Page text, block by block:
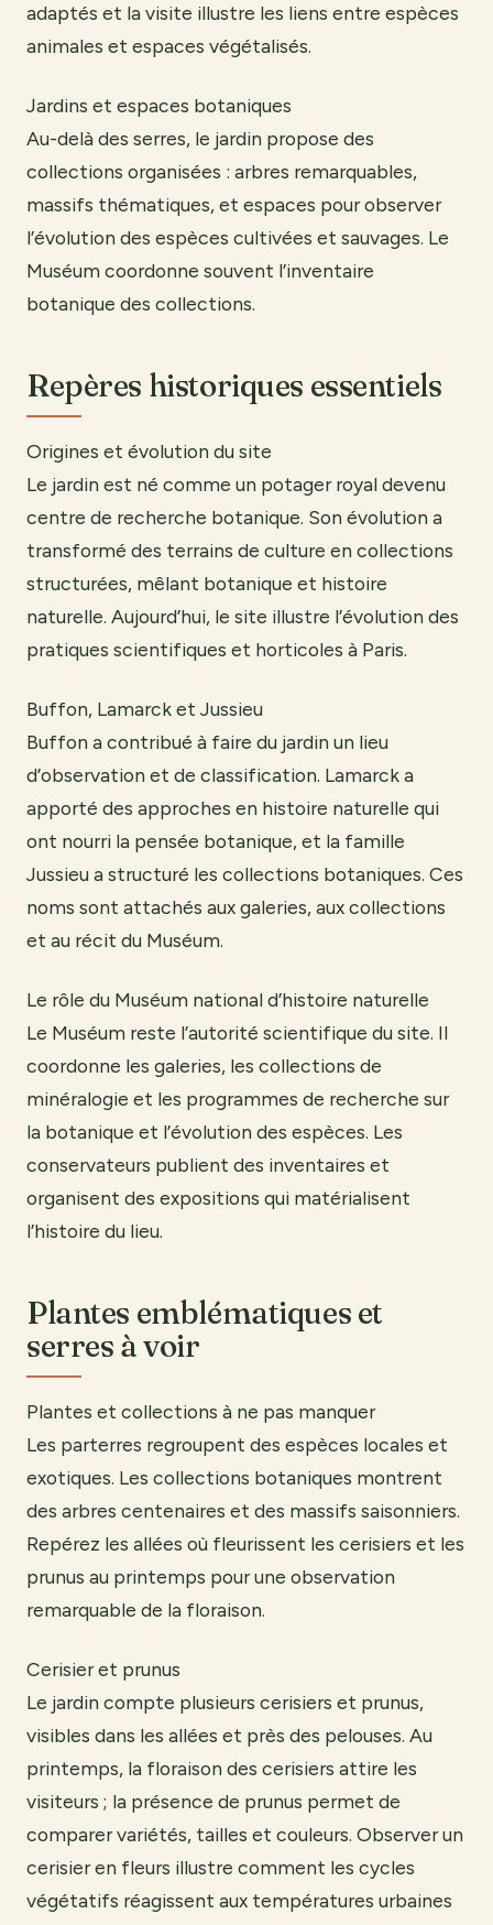
adaptés et la visite illustre les liens entre espèces
animales et espaces végétalisés.
Jardins et espaces botaniques
Au-delà des serres, le jardin propose des
collections organisées : arbres remarquables,
massifs thématiques, et espaces pour observer
l’évolution des espèces cultivées et sauvages. Le
Muséum coordonne souvent l’inventaire
botanique des collections.
Repères historiques essentiels
Origines et évolution du site
Le jardin est né comme un potager royal devenu
centre de recherche botanique. Son évolution a
transformé des terrains de culture en collections
structurées, mêlant botanique et histoire
naturelle. Aujourd’hui, le site illustre l’évolution des
pratiques scientifiques et horticoles à Paris.
Buffon, Lamarck et Jussieu
Buffon a contribué à faire du jardin un lieu
d’observation et de classification. Lamarck a
apporté des approches en histoire naturelle qui
ont nourri la pensée botanique, et la famille
Jussieu a structuré les collections botaniques. Ces
noms sont attachés aux galeries, aux collections
et au récit du Muséum.
Le rôle du Muséum national d’histoire naturelle
Le Muséum reste l’autorité scientifique du site. Il
coordonne les galeries, les collections de
minéralogie et les programmes de recherche sur
la botanique et l’évolution des espèces. Les
conservateurs publient des inventaires et
organisent des expositions qui matérialisent
l’histoire du lieu.
Plantes emblématiques et
serres à voir
Plantes et collections à ne pas manquer
Les parterres regroupent des espèces locales et
exotiques. Les collections botaniques montrent
des arbres centenaires et des massifs saisonniers.
Repérez les allées où fleurissent les cerisiers et les
prunus au printemps pour une observation
remarquable de la floraison.
Cerisier et prunus
Le jardin compte plusieurs cerisiers et prunus,
visibles dans les allées et près des pelouses. Au
printemps, la floraison des cerisiers attire les
visiteurs ; la présence de prunus permet de
comparer variétés, tailles et couleurs. Observer un
cerisier en fleurs illustre comment les cycles
végétatifs réagissent aux températures urbaines